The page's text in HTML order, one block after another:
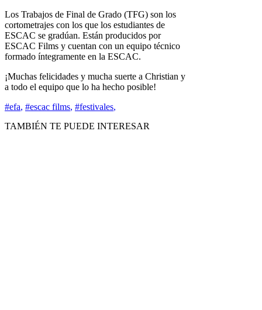
Los Trabajos de Final de Grado (TFG) son los
cortometrajes con los que los estudiantes de
ESCAC se gradúan. Están producidos por
ESCAC Films y cuentan con un equipo técnico
formado íntegramente en la ESCAC.
¡Muchas felicidades y mucha suerte a Christian y
a todo el equipo que lo ha hecho posible!
#efa, #escac films, #festivales,
TAMBIÉN TE PUEDE INTERESAR